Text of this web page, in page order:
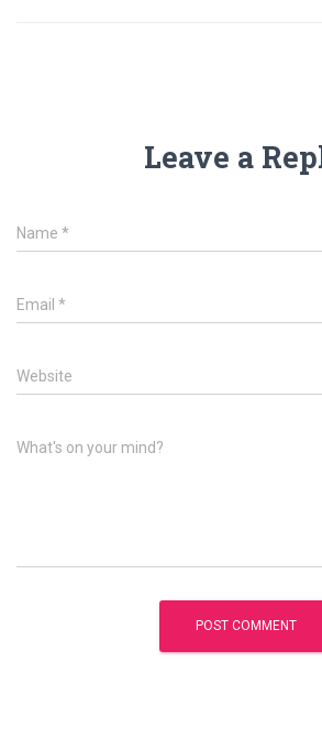
Leave a
Name *
Email *
Website
What's on your mind?